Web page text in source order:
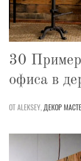
30
офиса в
ОТ ALEKSEY, ДЕКОР